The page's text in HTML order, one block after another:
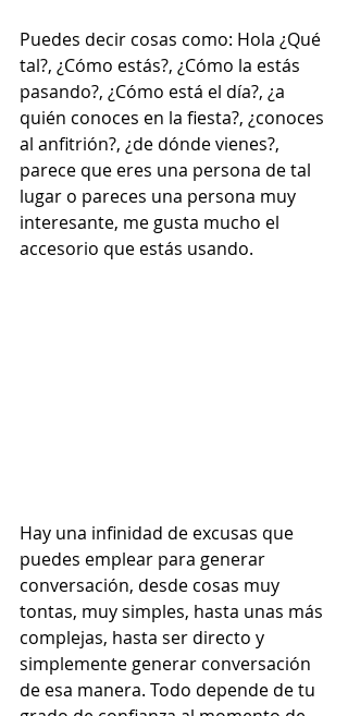
Puedes decir cosas como: Hola ¿Qué
tal?, ¿Cómo estás?, ¿Cómo la estás
pasando?, ¿Cómo está el día?, ¿a
quién conoces en la fiesta?, ¿conoces
al anfitrión?, ¿de dónde vienes?,
parece que eres una persona de tal
lugar o pareces una persona muy
interesante, me gusta mucho el
accesorio que estás usando.
Hay una infinidad de excusas que
puedes emplear para generar
conversación, desde cosas muy
tontas, muy simples, hasta unas más
complejas, hasta ser directo y
simplemente generar conversación
de esa manera. Todo depende de tu